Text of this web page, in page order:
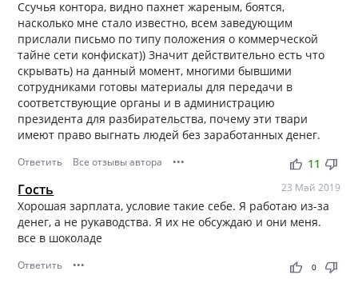
Ссучья контора, видно пахнет жареным, боятся,
насколько мне стало известно, всем заведующим
прислали письмо по типу положения о коммерческой
тайне сети конфискат)) Значит действительно есть что
скрывать) на данный момент, многими бывшими
сотрудниками готовы материалы для передачи в
соответствующие органы и в администрацию
президента для разбирательства, почему эти твари
имеют право выгнать людей без заработанных денег.
Ответить Все отзывы автора ••• thumb_up thumb_down
11
Гость 23 Май 2019
Хорошая зарплата, условие такие себе. Я работаю из-за
денег, а не рукаводства. Я их не обсуждаю и они меня.
все в шоколаде
Ответить ••• thumb_up thumb_down
0